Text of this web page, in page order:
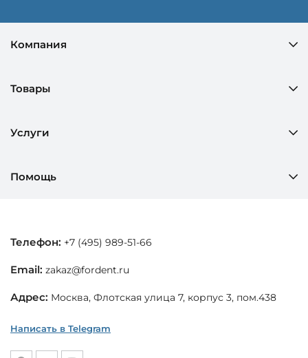
Компания
Товары
Услуги
Помощь
Телефон: +7 (495) 989-51-66
Email: zakaz@fordent.ru
Адрес: Москва, Флотская улица 7, корпус 3, пом.438
Написать в Telegram